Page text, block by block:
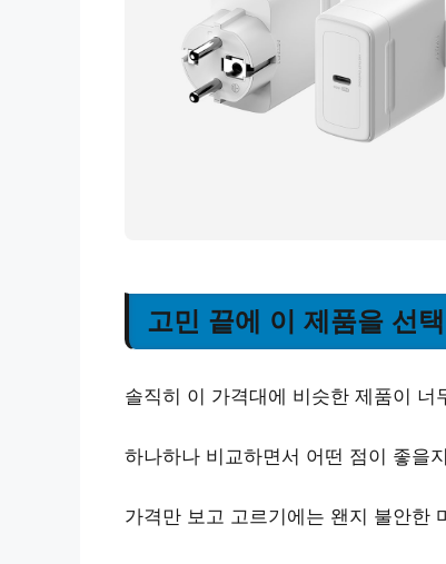
고민 끝에 이 제품을 선
솔직히 이 가격대에 비슷한 제품이
하나하나 비교하면서 어떤 점이 좋을
가격만 보고 고르기에는 왠지 불안한